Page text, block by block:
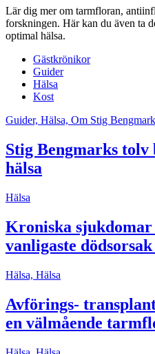
Lär dig mer om tarmfloran,
forskningen. Här kan du även ta
optimal hälsa.
Gästkrönikor
Guider
Hälsa
Kost
Guider, Hälsa, Om Stig
Stig Bengmarks
hälsa
Hälsa
Kroniska sjukdomar
vanligaste dödsorsak
Hälsa, Hälsa
Avförings-
en välmående